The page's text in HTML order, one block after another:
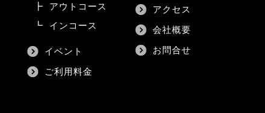
┣
アウトコース
┗
インコース
イベント
ご利用料金
アクセス
会社概要
お問合せ